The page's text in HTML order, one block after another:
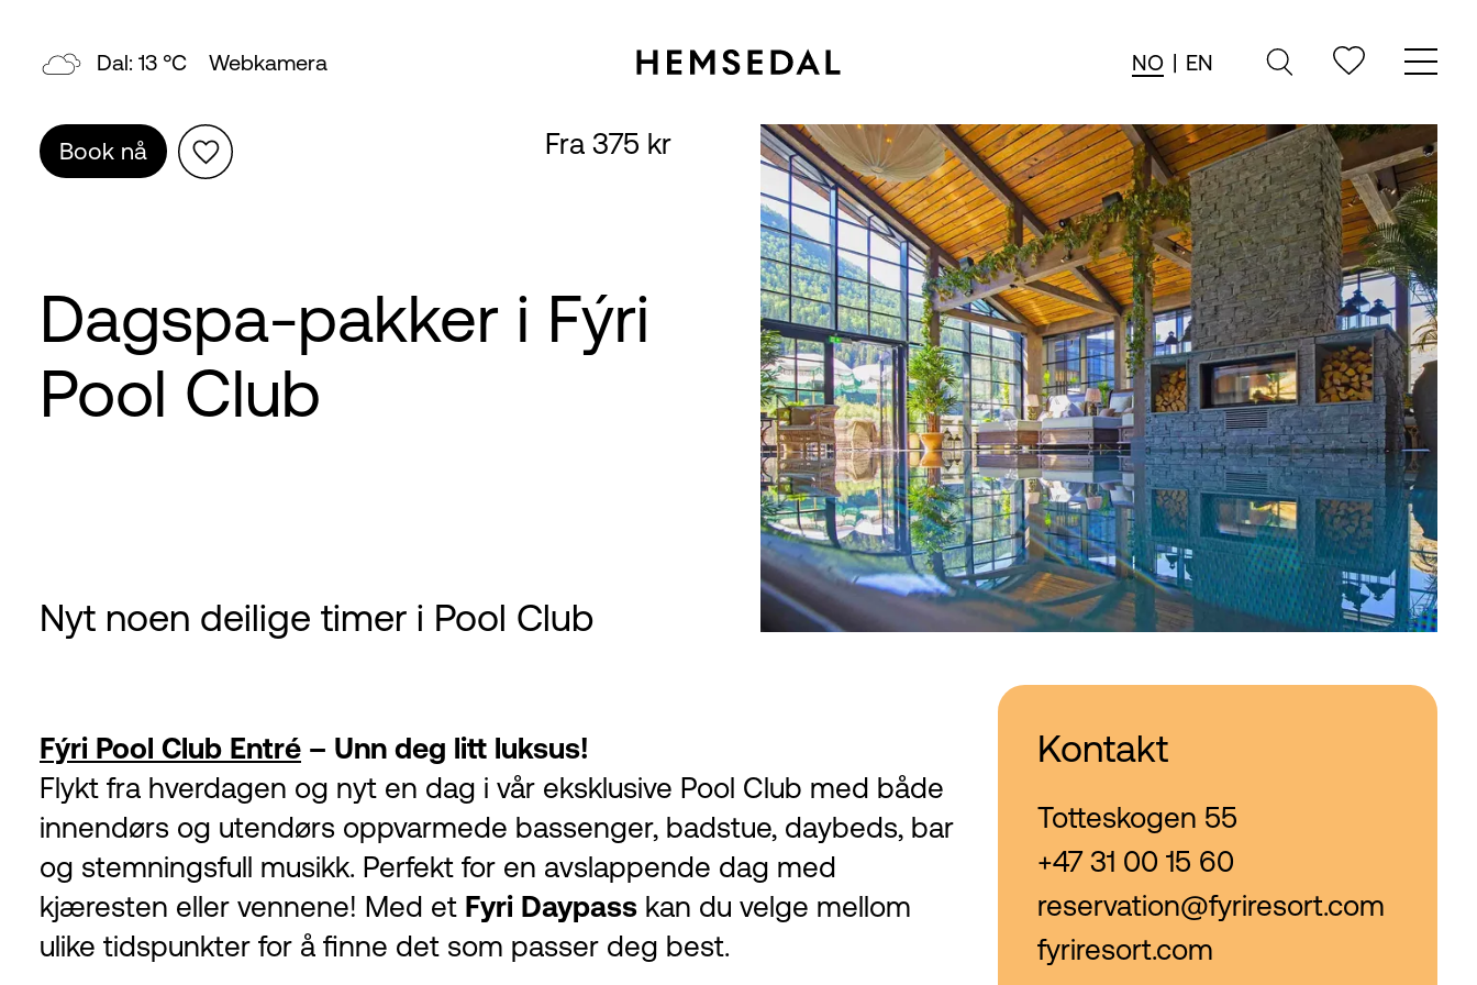
Topp: 7 °C Webkamera NO | EN
Book nå Fra 375 kr
Dagspa-pakker i Fýri
Pool Club
Nyt noen deilige timer i Pool Club
Fýri Pool Club Entré – Unn deg litt luksus!
Flykt fra hverdagen og nyt en dag i vår eksklusive Pool Club med både
innendørs og utendørs oppvarmede bassenger, badstue, daybeds, bar
og stemningsfull musikk. Perfekt for en avslappende dag med
kjæresten eller vennene! Med et Fyri Daypass kan du velge mellom
ulike tidspunkter for å finne det som passer deg best.
Kontakt
Totteskogen 55
+47 31 00 15 60
reservation@fyriresort.com
fyriresort.com